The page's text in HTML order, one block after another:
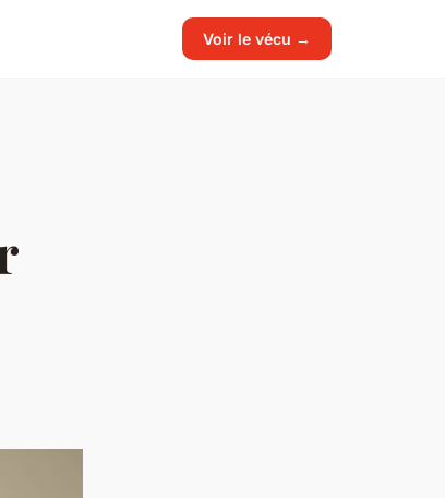
Voir le vécu →